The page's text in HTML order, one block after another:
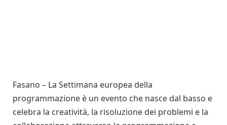
Fasano – La Settimana europea della
programmazione è un evento che nasce dal basso e
celebra la creatività, la risoluzione dei problemi e la